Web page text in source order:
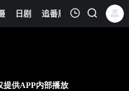
日剧 追番周表 今日更新
8